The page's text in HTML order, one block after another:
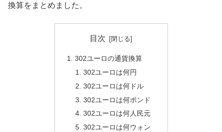
換算をまとめました。
目次
302ユーロの通貨換算
302ユーロは何円
302ユーロは何ドル
302ユーロは何ポンド
302ユーロは何人民元
302ユーロは何ウォン